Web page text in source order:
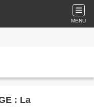
MENU
La